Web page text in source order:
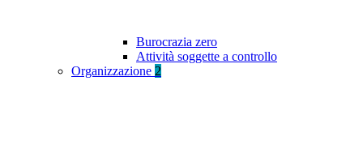
Burocrazia zero
Attività soggette a controllo
Organizzazione 2